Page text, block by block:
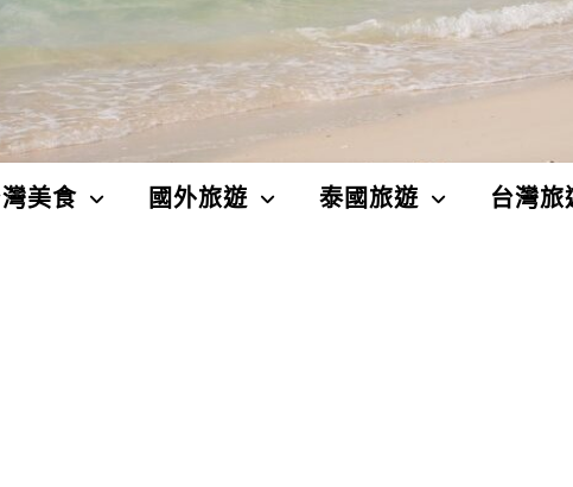
美食 國外旅遊 泰國旅遊 台灣旅